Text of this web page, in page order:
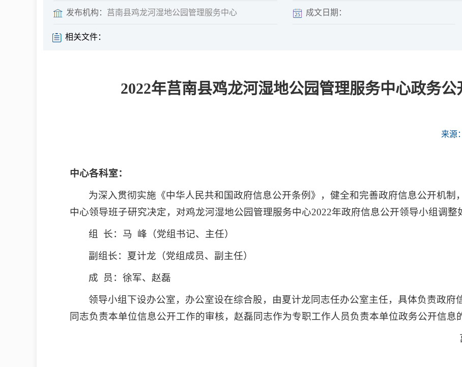
县情
经济发展 图说莒南 政府开放日
发布机构： 莒南县鸡龙河湿地公园管理服务中心 成文日期：
相关文件：
2022年莒南县鸡龙河湿地公园管理服务中心政务公
来源
中心各科室：
为深入贯彻实施《中华人民共和国政府信息公开条例》，健全和完善政府信息公开机制
中心领导班子研究决定，对鸡龙河湿地公园管理服务中心2022年政府信息公开领导小组调整
组 长：马 峰（党组书记、主任）
副组长：夏计龙（党组成员、副主任）
成 员：徐军、赵磊
领导小组下设办公室，办公室设在综合股，由夏计龙同志任办公室主任，具体负责政府
同志负责本单位信息公开工作的审核，赵磊同志作为专职工作人员负责本单位政务公开信息